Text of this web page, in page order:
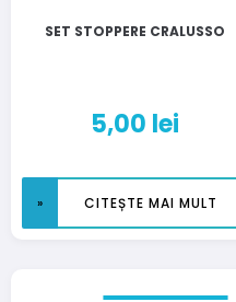
SET STOPPERE CRALUSSO
5,00 lei
CITEȘTE MAI MULT